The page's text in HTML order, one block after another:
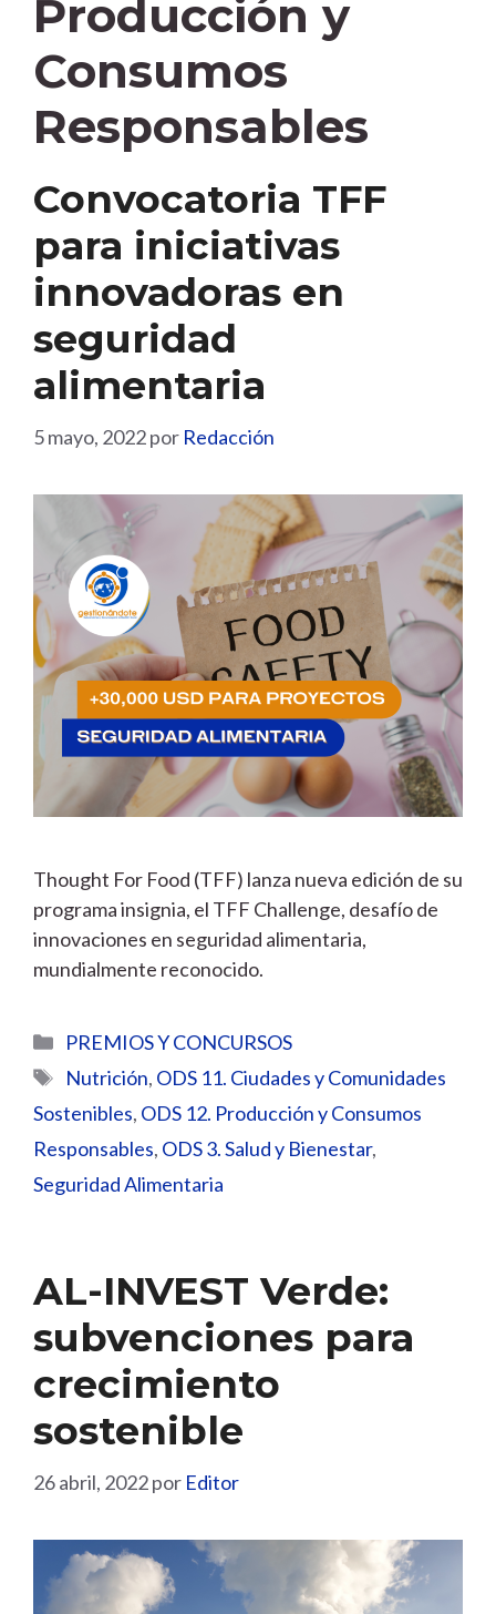
Producción y
Consumos
Responsables
Convocatoria TFF
para iniciativas
innovadoras en
seguridad
alimentaria
5 mayo, 2022por Redacción
Thought For Food (TFF) lanza nueva edición de su
programa insignia, el TFF Challenge, desafío de
innovaciones en seguridad alimentaria,
mundialmente reconocido.
Categorías
PREMIOS Y CONCURSOS
Etiquetas
Nutrición, ODS 11. Ciudades y Comunidades
Sostenibles, ODS 12. Producción y Consumos
Responsables, ODS 3. Salud y Bienestar,
Seguridad Alimentaria
AL-INVEST Verde:
subvenciones para
crecimiento
sostenible
26 abril, 2022por Editor